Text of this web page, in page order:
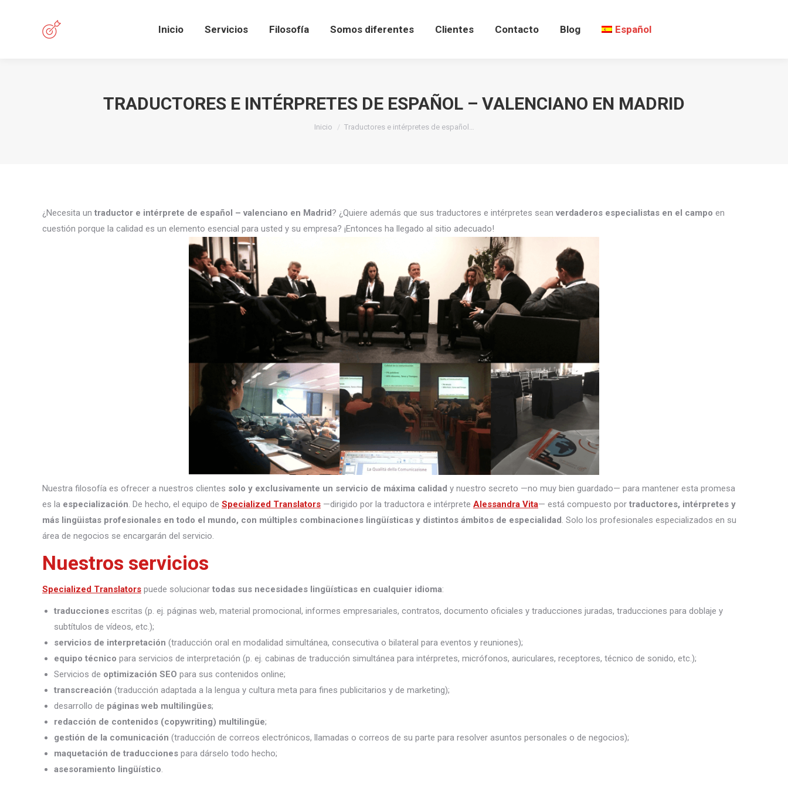
Inicio Servicios Filosofía Somos diferentes Clientes Contacto Blog Español
TRADUCTORES E INTÉRPRETES DE ESPAÑOL – VALENCIANO EN MADRID
Estás aquí:
Inicio Traductores e intérpretes de español…
¿Necesita un traductor e intérprete de español – valenciano en Madrid? ¿Quiere además que sus traductores e intérpretes sean verdaderos especialistas en el campo en
cuestión porque la calidad es un elemento esencial para usted y su empresa? ¡Entonces ha llegado al sitio adecuado!
Nuestra filosofía es ofrecer a nuestros clientes solo y exclusivamente un servicio de máxima calidad y nuestro secreto —no muy bien guardado— para mantener esta promesa
es la especialización . De hecho, el equipo de Specialized Translators —dirigido por la traductora e intérprete Alessandra Vita— está compuesto por traductores, intérpretes y
más lingüistas profesionales en todo el mundo, con múltiples combinaciones lingüísticas y distintos ámbitos de especialidad . Solo los profesionales especializados en su
área de negocios se encargarán del servicio.
Nuestros servicios
Specialized Translators puede solucionar todas sus necesidades lingüísticas en cualquier idioma:
traducciones escritas (p. ej. páginas web, material promocional, informes empresariales, contratos, documento oficiales y traducciones juradas, traducciones para doblaje y
subtítulos de vídeos, etc.);
servicios de interpretación (traducción oral en modalidad simultánea, consecutiva o bilateral para eventos y reuniones);
equipo técnico para servicios de interpretación (p. ej. cabinas de traducción simultánea para intérpretes, micrófonos, auriculares, receptores, técnico de sonido, etc.);
Servicios de optimización SEO para sus contenidos online;
transcreación (traducción adaptada a la lengua y cultura meta para fines publicitarios y de marketing);
desarrollo de páginas web multilingües;
redacción de contenidos (copywriting) multilingüe;
gestión de la comunicación (traducción de correos electrónicos, llamadas o correos de su parte para resolver asuntos personales o de negocios);
maquetación de traducciones para dárselo todo hecho;
asesoramiento lingüístico